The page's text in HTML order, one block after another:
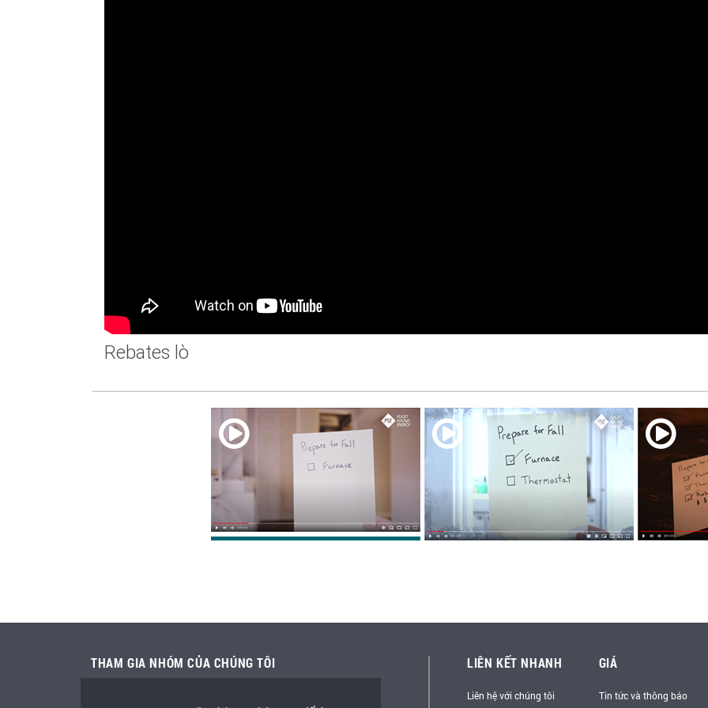
Rebates lò
THAM GIA NHÓM CỦA CHÚNG TÔI LIÊN KẾT NHANH
Liên hệ với chúng tôi
GIÁ
Tin tức và thông báo